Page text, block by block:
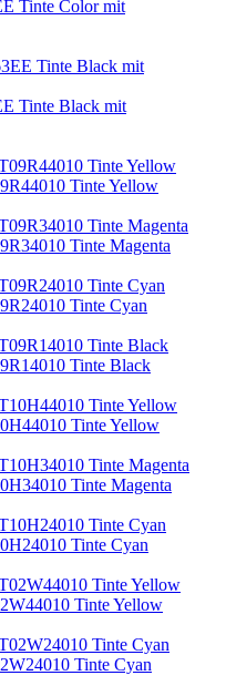
Tinte Color mit
Tinte Black mit
Tinte Yellow
Tinte Magenta
Tinte Cyan
Tinte Black
Tinte Yellow
Tinte Magenta
Tinte Cyan
Tinte Yellow
Tinte Cyan